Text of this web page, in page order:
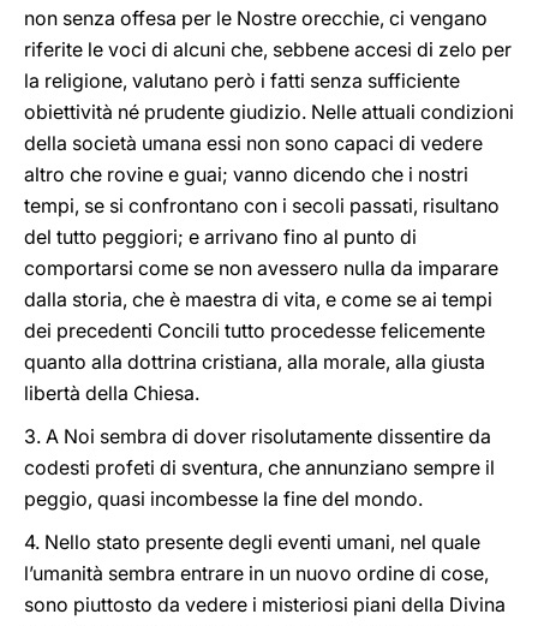
non senza offesa per le Nostre orecchie, ci vengano
riferite le voci di alcuni che, sebbene accesi di zelo per
la religione, valutano però i fatti senza sufficiente
obiettività né prudente giudizio. Nelle attuali condizioni
della società umana essi non sono capaci di vedere
altro che rovine e guai; vanno dicendo che i nostri
tempi, se si confrontano con i secoli passati, risultano
del tutto peggiori; e arrivano fino al punto di
comportarsi come se non avessero nulla da imparare
dalla storia, che è maestra di vita, e come se ai tempi
dei precedenti Concili tutto procedesse felicemente
quanto alla dottrina cristiana, alla morale, alla giusta
libertà della Chiesa.
3. A Noi sembra di dover risolutamente dissentire da
codesti profeti di sventura, che annunziano sempre il
peggio, quasi incombesse la fine del mondo.
4. Nello stato presente degli eventi umani, nel quale
l’umanità sembra entrare in un nuovo ordine di cose,
sono piuttosto da vedere i misteriosi piani della Divina